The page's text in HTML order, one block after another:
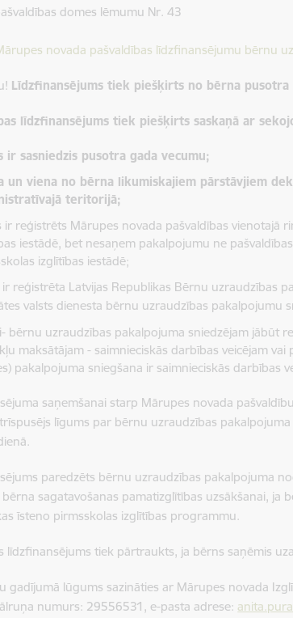
domes lēmumu Nr. 43
novada pašvaldības līdzfinansējumu bērnu
Līdzfinansējums tiek piešķirts no bērna pusotra
līdzfinansējums tiek piešķirts saskaņā ar
ir sasniedzis pusotra gada vecumu;
un viena no bērna likumiskajiem pārstāvjiem
teritorijā;
ir reģistrēts Mārupes novada pašvaldības vienotajā
iestādē, bet nesaņem pakalpojumu ne
izglītības iestādē;
ir reģistrēta Latvijas Republikas Bērnu uzraudzības
valsts dienesta bērnu uzraudzības pakalpojumu
bērnu uzraudzības pakalpojuma sniedzējam jābūt
maksātājam - saimnieciskās darbības veicējam
pakalpojuma sniegšana ir saimnieciskās darbības
saņemšanai starp Mārupes novada
līgums par bērnu uzraudzības
paredzēts bērnu uzraudzības pakalpojuma
sagatavošanas pamatizglītības uzsākšanai, ja
īsteno pirmsskolas izglītības programmu.
līdzfinansējums tiek pārtraukts, ja bērns saņēmis
gadījumā lūgums sazināties ar Mārupes novada
numurs: 29556531, e-pasta adrese: